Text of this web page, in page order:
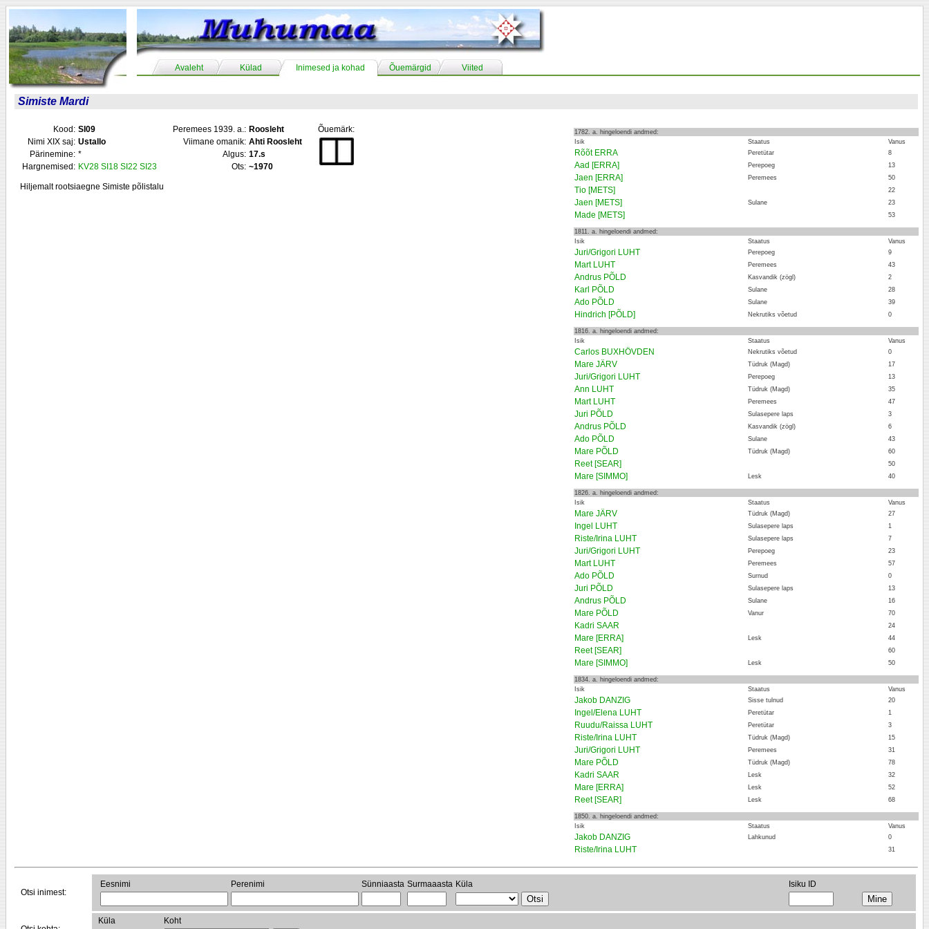
Avaleht Külad Inimesed ja kohad Õuemärgid Viited
Simiste Mardi
Kood: SI09 Peremees 1939. a.: Roosleht
Õuemärk:
Nimi XIX saj: Ustallo Viimane omanik: Ahti Roosleht
Pärinemine: * Algus: 17.s
Hargnemised: KV28 SI18 SI22 SI23 Ots: ~1970
Hiljemalt rootsiaegne Simiste põlistalu
1782. a. hingeloendi andmed:
Isik
Staatus Vanus
Rõõt ERRA Peretütar 8
Aad [ERRA] Perepoeg 13
Jaen [ERRA] Peremees 50
Tio [METS] 22
Jaen [METS] Sulane 23
Made [METS] 53
1811. a. hingeloendi andmed:
Isik
Staatus Vanus
Juri/Grigori LUHT Perepoeg 9
Mart LUHT Peremees 43
Andrus PÕLD Kasvandik (zögl) 2
Karl PÕLD Sulane 28
Ado PÕLD Sulane 39
Hindrich [PÕLD] Nekrutiks võetud 0
1816. a. hingeloendi andmed:
Isik
Staatus Vanus
Carlos BUXHÖVDEN Nekrutiks võetud 0
Mare JÄRV Tüdruk (Magd) 17
Juri/Grigori LUHT Perepoeg 13
Ann LUHT Tüdruk (Magd) 35
Mart LUHT Peremees 47
Juri PÕLD Sulasepere laps 3
Andrus PÕLD Kasvandik (zögl) 6
Ado PÕLD Sulane 43
Mare PÕLD Tüdruk (Magd) 60
Reet [SEAR] 50
Mare [SIMMO] Lesk 40
1826. a. hingeloendi andmed:
Isik
Staatus Vanus
Mare JÄRV Tüdruk (Magd) 27
Ingel LUHT Sulasepere laps 1
Riste/Irina LUHT Sulasepere laps 7
Juri/Grigori LUHT Perepoeg 23
Mart LUHT Peremees 57
Ado PÕLD Surnud 0
Juri PÕLD Sulasepere laps 13
Andrus PÕLD Sulane 16
Mare PÕLD Vanur 70
Kadri SAAR 24
Mare [ERRA] Lesk 44
Reet [SEAR] 60
Mare [SIMMO] Lesk 50
1834. a. hingeloendi andmed:
Isik
Staatus Vanus
Jakob DANZIG Sisse tulnud 20
Ingel/Elena LUHT Peretütar 1
Ruudu/Raissa LUHT Peretütar 3
Riste/Irina LUHT Tüdruk (Magd) 15
Juri/Grigori LUHT Peremees 31
Mare PÕLD Tüdruk (Magd) 78
Kadri SAAR Lesk 32
Mare [ERRA] Lesk 52
Reet [SEAR] Lesk 68
1850. a. hingeloendi andmed:
Isik
Staatus Vanus
Jakob DANZIG Lahkunud 0
Riste/Irina LUHT 31
Otsi inimest:
Eesnimi Perenimi Sünniaasta Surmaaasta Küla Isiku ID
Küla Koht